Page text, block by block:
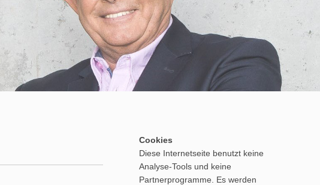
Cookies
Diese Internetseite benutzt keine
Analyse-Tools und keine
Partnerprogramme. Es werden